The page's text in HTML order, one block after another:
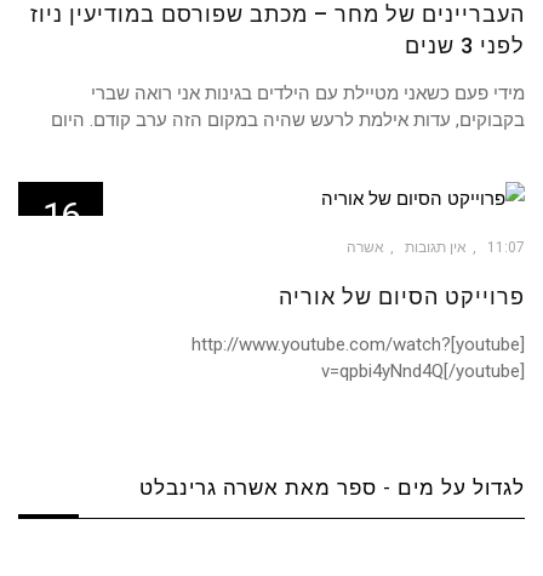
העבריינים של מחר – מכתב שפורסם במודיעין ניוז
לפני 3 שנים
מידי פעם כשאני מטיילת עם הילדים בגינות אני רואה שברי
בקבוקים, עדות אילמת לרעש שהיה במקום הזה ערב קודם. היום
16
11:07 אין תגובות אשרה
פרוייקט הסיום של אוריה
[youtube]http://www.youtube.com/watch?
v=qpbi4yNnd4Q[/youtube]
לגדול על מים - ספר מאת אשרה גרינבלט